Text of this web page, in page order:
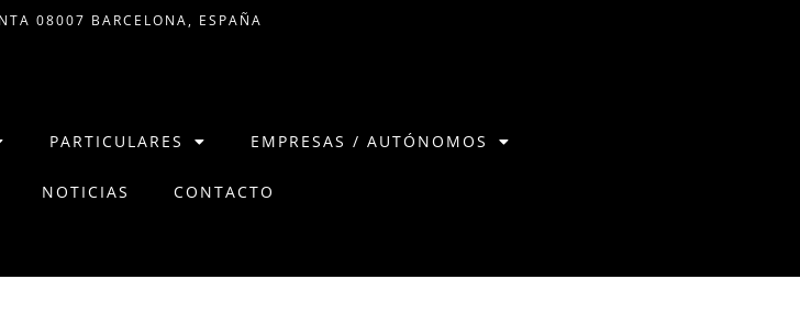
08007 BARCELONA, ESPAÑA
PARTICULARES EMPRESAS / AUTÓNOMOS
NOTICIAS CONTACTO